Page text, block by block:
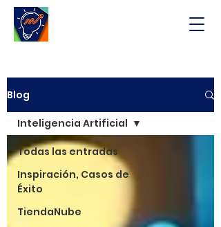
Blog
Todas las entradas
Inspiración, Casos de
Éxito
TiendaNube
Inteligencia Artificial